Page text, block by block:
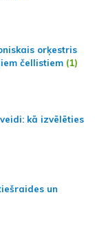
orķestris
čellistiem (1)
kā izvēlēties
un